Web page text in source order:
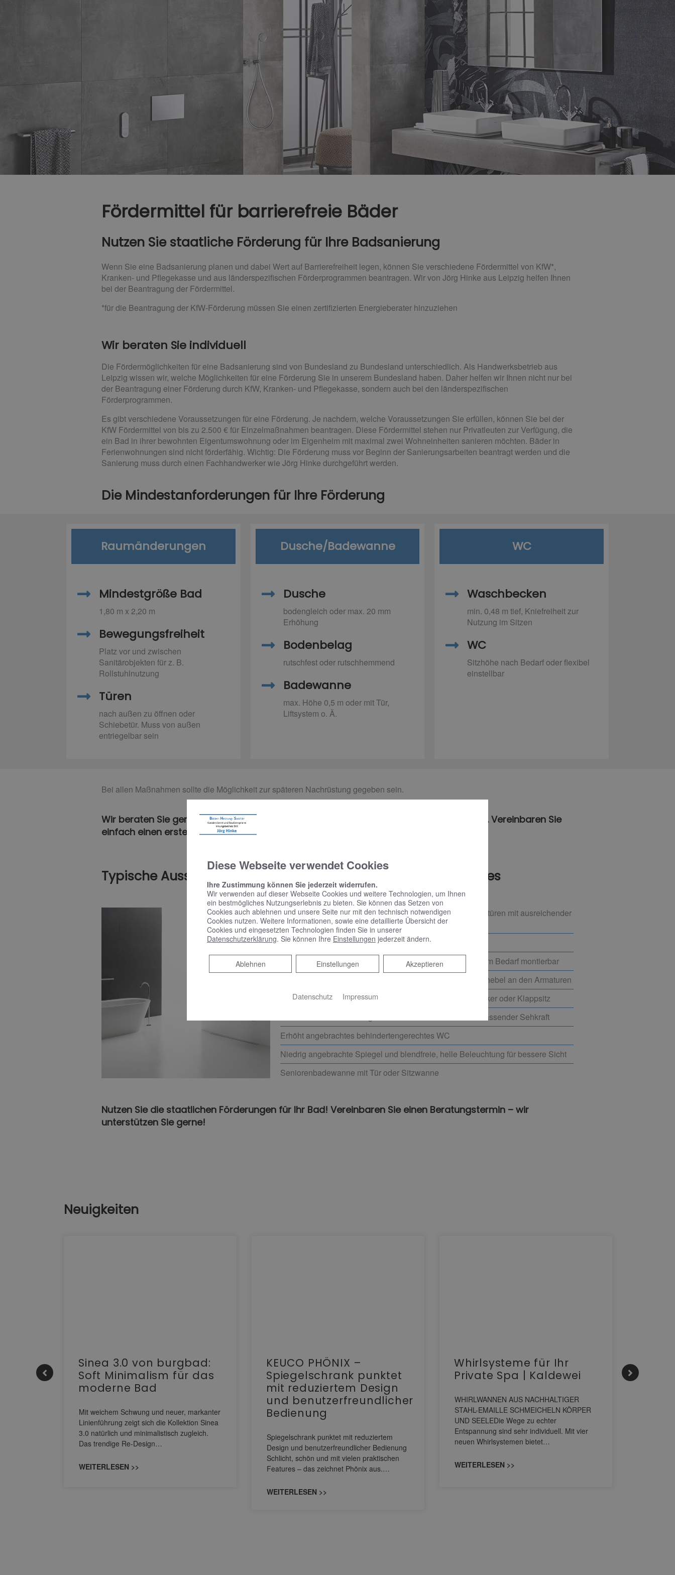
Fördermittel für barrierefreie Bäder
Nutzen Sie staatliche Förderung für Ihre Badsanierung
Wenn Sie eine Badsanierung planen und dabei Wert auf Barrierefreiheit legen, können Sie verschiedene Fördermittel von KfW*,
Kranken- und Pflegekasse und aus länderspezifischen Förderprogrammen beantragen. Wir von Jörg Hinke aus Leipzig helfen Ihnen
bei der Beantragung der Fördermittel.
*für die Beantragung der KfW-Förderung müssen Sie einen zertifizierten Energieberater hinzuziehen
Wir beraten Sie individuell
Die Fördermöglichkeiten für eine Badsanierung sind von Bundesland zu Bundesland unterschiedlich. Als Handwerksbetrieb aus
Leipzig wissen wir, welche Möglichkeiten für eine Förderung Sie in unserem Bundesland haben. Daher helfen wir Ihnen nicht nur bei
der Beantragung einer Förderung durch KfW, Kranken- und Pflegekasse, sondern auch bei den länderspezifischen
Förderprogrammen.
Es gibt verschiedene Voraussetzungen für eine Förderung. Je nachdem, welche Voraussetzungen Sie erfüllen, können Sie bei der
KfW Fördermittel von bis zu 2.500 € für Einzelmaßnahmen beantragen. Diese Fördermittel stehen nur Privatleuten zur Verfügung, die
ein Bad in ihrer bewohnten Eigentumswohnung oder im Eigenheim mit maximal zwei Wohneinheiten sanieren möchten. Bäder in
Ferienwohnungen sind nicht förderfähig. Wichtig: Die Förderung muss vor Beginn der Sanierungsarbeiten beantragt werden und die
Sanierung muss durch einen Fachhandwerker wie Jörg Hinke durchgeführt werden.
Die Mindestanforderungen für Ihre Förderung
Raumänderungen
Mindestgröße Bad
1,80 m x 2,20 m
Bewegungsfreiheit
Platz vor und zwischen
Sanitärobjekten für z. B.
Rollstuhlnutzung
Türen
nach außen zu öffnen oder
Schiebetür. Muss von außen
entriegelbar sein
Dusche/Badewanne
Dusche
bodengleich oder max. 20 mm
Erhöhung
Bodenbelag
rutschfest oder rutschhemmend
Badewanne
max. Höhe 0,5 m oder mit Tür,
Liftsystem o. Ä.
WC
Waschbecken
min. 0,48 m tief, Kniefreiheit zur
Nutzung im Sitzen
WC
Sitzhöhe nach Bedarf oder flexibel
einstellbar
Bei allen Maßnahmen sollte die Möglichkeit zur späteren Nachrüstung gegeben sein.
Wir beraten Sie gerne zu einer Sanierung und helfen Ihnen, Fördermittel zu beantragen. Vereinbaren Sie
einfach einen ersten, unverbindlichen Beratungstermin – wir freuen uns auf Sie!
Typische Ausstattungsmerkmale des barrierereduzierten Bades
Schwellenlose Türen die nach außen öffnen oder Schiebetüren mit ausreichender
Einstiegsbreite
Rutschhemmende Fliesen
Waschtisch flach und unterfahrbar, Höhe nach individuellem Bedarf montierbar
Halte-, Stütz- und Klappgriffe, benutzerfreundliche Bedienhebel an den Armaturen
Behindertengerechte Dusche: schwellenlos mit Duschhocker oder Klappsitz
Kontrastreiche Gestaltung in Material und Farbe bei nachlassender Sehkraft
Erhöht angebrachtes behindertengerechtes WC
Niedrig angebrachte Spiegel und blendfreie, helle Beleuchtung für bessere Sicht
Seniorenbadewanne mit Tür oder Sitzwanne
Nutzen Sie die staatlichen Förderungen für Ihr Bad! Vereinbaren Sie einen Beratungstermin – wir
unterstützen Sie gerne!
Neuigkeiten
Sinea 3.0 von burgbad:
Soft Minimalism für das
moderne Bad
Mit weichem Schwung und neuer, markanter
Linienführung zeigt sich die Kollektion Sinea
3.0 natürlich und minimalistisch zugleich.
Das trendige Re-Design…
WEITERLESEN >>
KEUCO PHÖNIX –
Spiegelschrank punktet
mit reduziertem Design
und benutzerfreundlicher
Bedienung
Spiegelschrank punktet mit reduziertem
Design und benutzerfreundlicher Bedienung
Schlicht, schön und mit vielen praktischen
Features – das zeichnet Phönix aus.…
WEITERLESEN >>
Whirlsysteme für Ihr
Private Spa | Kaldewei
WHIRLWANNEN AUS NACHHALTIGER
STAHL-EMAILLE SCHMEICHELN KÖRPER
UND SEELEDie Wege zu echter
Entspannung sind sehr individuell. Mit vier
neuen Whirlsystemen bietet…
WEITERLESEN >>
Diese Webseite verwendet Cookies
Ihre Zustimmung können Sie jederzeit widerrufen.
Wir verwenden auf dieser Webseite Cookies und weitere Technologien, um Ihnen
ein bestmögliches Nutzungserlebnis zu bieten. Sie können das Setzen von
Cookies auch ablehnen und unsere Seite nur mit den technisch notwendigen
Cookies nutzen. Weitere Informationen, sowie eine detaillierte Übersicht der
Cookies und eingesetzten Technologien finden Sie in unserer
Datenschutzerklärung. Sie können Ihre Einstellungen jederzeit ändern.
Akzeptieren
Einstellungen
Ablehnen
Ablehnen
Datenschutz Impressum